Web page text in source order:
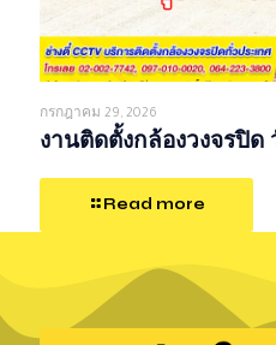
กรกฎาคม 29, 2026
งานติดตั้งกล้องวงจรปิด
Read more